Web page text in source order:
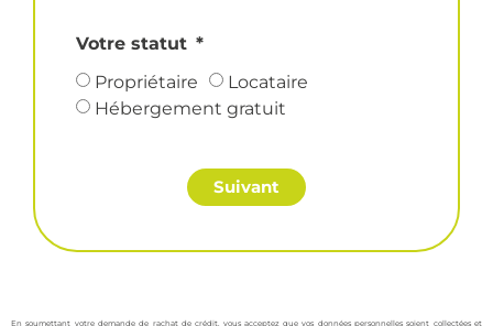
Votre statut
Propriétaire
Locataire
Hébergement gratuit
Suivant
En soumettant votre demande de rachat de crédit, vous acceptez que vos données personnelles soient collectées et